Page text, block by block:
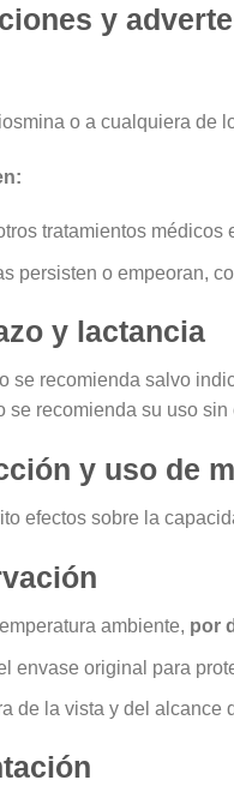
y
o a cualquiera de
tratamientos
persisten o empeoran,
y lactancia
se recomienda salvo
se recomienda su uso
y uso de
efectos sobre la
ambiente, por
envase original para
de la vista y del alcance